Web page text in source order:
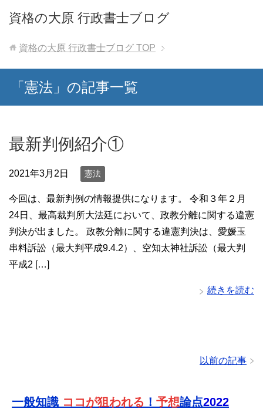
資格の大原 行政書士ブログ
資格の大原 行政書士ブログ TOP
「憲法」の記事一覧
最新判例紹介①
2021年3月2日 憲法
今回は、最新判例の情報提供になります。 令和３年２月
24日、最高裁判所大法廷において、政教分離に関する違憲
判決が出ました。 政教分離に関する違憲判決は、愛媛玉
串料訴訟（最大判平成9.4.2）、空知太神社訴訟（最大判
平成2 […]
続きを読む
以前の記事
一般知識 ココが狙われる ！ 予想論点2022